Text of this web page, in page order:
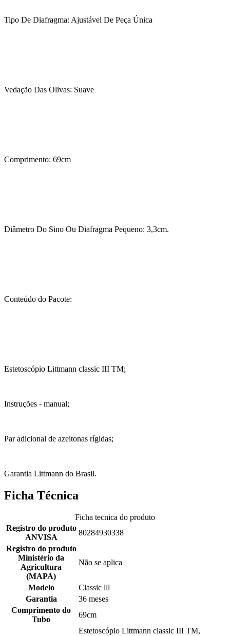
Tipo De Diafragma: Ajustável De Peça Única
Vedação Das Olivas: Suave
Comprimento: 69cm
Diâmetro Do Sino Ou Diafragma Pequeno: 3,3cm.
Conteúdo do Pacote:
Estetoscópio Littmann classic III TM;
Instruções - manual;
Par adicional de azeitonas rígidas;
Garantia Littmann do Brasil.
Ficha Técnica
Ficha tecnica do produto
Registro do produto
ANVISA
80284930338
Registro do produto
Ministério da
Agricultura
(MAPA)
Não se aplica
Modelo
Classic lll
Garantia
36 meses
Comprimento do
Tubo
69cm
Estetoscópio Littmann classic III TM,